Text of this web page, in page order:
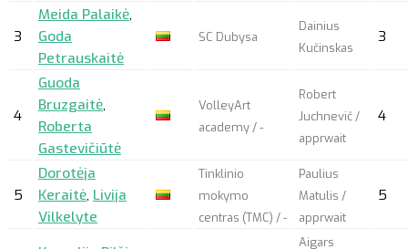
3
Meida Palaikė,
Goda
Petrauskaitė
SC Dubysa
Dainius
Kučinskas
3
4
Guoda
Bruzgaitė,
Roberta
Gastevičiūtė
VolleyArt
academy / -
Robert
Juchnevič /
apprwait
4
5
Dorotėja
Keraitė, Livija
Vilkelyte
Tinklinio
mokymo
centras (TMC) / -
Paulius
Matulis /
apprwait
5
Aigars